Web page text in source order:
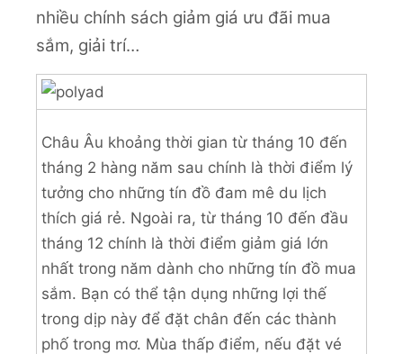
nhiều chính sách giảm giá ưu đãi mua
sắm, giải trí…
Châu Âu khoảng thời gian từ tháng 10 đến
tháng 2 hàng năm sau chính là thời điểm lý
tưởng cho những tín đồ đam mê du lịch
thích giá rẻ. Ngoài ra, từ tháng 10 đến đầu
tháng 12 chính là thời điểm giảm giá lớn
nhất trong năm dành cho những tín đồ mua
sắm. Bạn có thể tận dụng những lợi thế
trong dịp này để đặt chân đến các thành
phố trong mơ. Mùa thấp điểm, nếu đặt vé